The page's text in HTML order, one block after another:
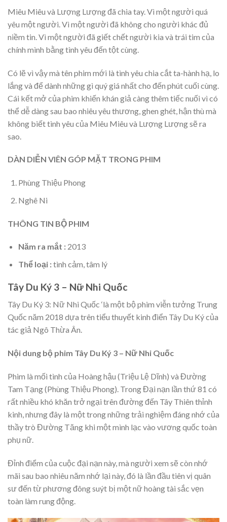
Miêu Miêu và Lượng Lượng đã chia tay. Vì một người quá
yêu một người. Vì một người đã không cho người khác đủ
niềm tin. Vì một người đã giết chết người kia và trái tim của
chính mình bằng tình yêu đến tột cùng.
Có lẽ vì vậy mà tên phim mới là tình yêu chia cắt ta-hành hạ, lo
lắng và để dành những gì quý giá nhất cho đến phút cuối cùng.
Cái kết mở của phim khiến khán giả càng thêm tiếc nuối vì có
thể dễ dàng sau bao nhiêu yêu thương, ghen ghét, hận thù mà
không biết tình yêu của Miêu Miêu và Lượng Lượng sẽ ra
sao.
DÀN DIỄN VIÊN GÓP MẶT TRONG PHIM
Phùng Thiệu Phong
Nghê Ni
THÔNG TIN BỘ PHIM
Năm ra mắt :2013
Thể loại :tình cảm, tâm lý
Tây Du Ký 3 – Nữ Nhi Quốc
Tây Du Ký 3: Nữ Nhi Quốc ‘là một bộ phim viễn tưởng Trung
Quốc năm 2018 dựa trên tiểu thuyết kinh điển Tây Du Ký của
tác giả Ngô Thừa Ân.
Nội dung bộ phim Tây Du Ký 3 – Nữ Nhi Quốc
Phim là mối tình của Hoàng hậu (Triệu Lệ Dĩnh) và Đường
Tam Tạng (Phùng Thiệu Phong). Trong Đại nạn lần thứ 81 có
rất nhiều khó khăn trở ngại trên đường đến Tây Thiên thỉnh
kinh, nhưng đây là một trong những trải nghiệm đáng nhớ của
thầy trò Đường Tăng khi một mình lạc vào vương quốc toàn
phụ nữ.
Đỉnh điểm của cuộc đại nạn này, mà người xem sẽ còn nhớ
mãi sau bao nhiêu năm nhớ lại này, đó là lần đầu tiên vị quân
sư đến từ phương đông suýt bị một nữ hoàng tài sắc vẹn
toàn làm rung động.